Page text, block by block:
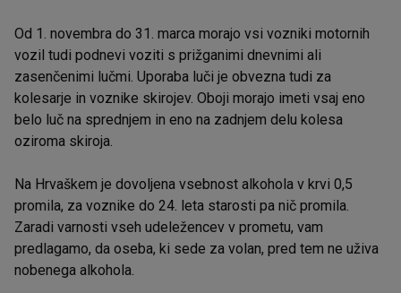
Od 1. novembra do 31. marca morajo vsi vozniki motornih
vozil tudi podnevi voziti s prižganimi dnevnimi ali
zasenčenimi lučmi. Uporaba luči je obvezna tudi za
kolesarje in voznike skirojev. Oboji morajo imeti vsaj eno
belo luč na sprednjem in eno na zadnjem delu kolesa
oziroma skiroja.
Na Hrvaškem je dovoljena vsebnost alkohola v krvi 0,5
promila, za voznike do 24. leta starosti pa nič promila.
Zaradi varnosti vseh udeležencev v prometu, vam
predlagamo, da oseba, ki sede za volan, pred tem ne uživa
nobenega alkohola.